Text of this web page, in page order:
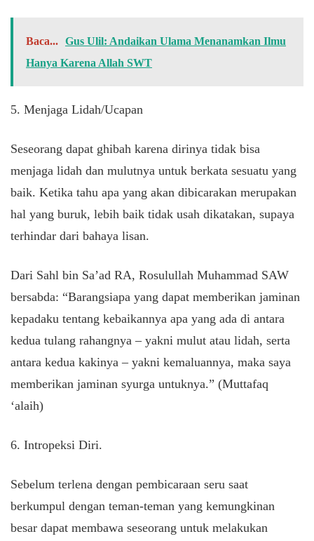
Baca... Gus Ulil: Andaikan Ulama Menanamkan Ilmu
Hanya Karena Allah SWT
5. Menjaga Lidah/Ucapan
Seseorang dapat ghibah karena dirinya tidak bisa
menjaga lidah dan mulutnya untuk berkata sesuatu yang
baik. Ketika tahu apa yang akan dibicarakan merupakan
hal yang buruk, lebih baik tidak usah dikatakan, supaya
terhindar dari bahaya lisan.
Dari Sahl bin Sa’ad RA, Rosulullah Muhammad SAW
bersabda: “Barangsiapa yang dapat memberikan jaminan
kepadaku tentang kebaikannya apa yang ada di antara
kedua tulang rahangnya – yakni mulut atau lidah, serta
antara kedua kakinya – yakni kemaluannya, maka saya
memberikan jaminan syurga untuknya.” (Muttafaq
‘alaih)
6. Intropeksi Diri.
Sebelum terlena dengan pembicaraan seru saat
berkumpul dengan teman-teman yang kemungkinan
besar dapat membawa seseorang untuk melakukan